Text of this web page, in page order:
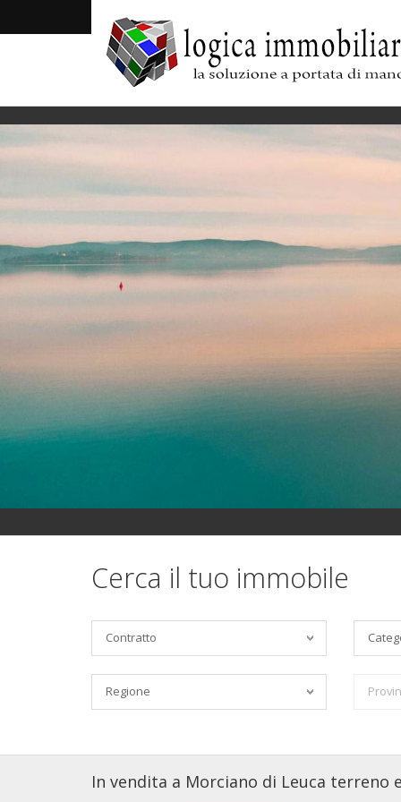
Cerca il tuo immobile
Contratto
Regione
In vendita a Morciano di Leuca terreno